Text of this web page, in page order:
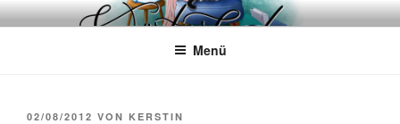
Zum
InhaltWÖRTERKATZE
Von Büchern erzählen
Menü
VERÖFFENTLICHT
02/08/2012 VON KERSTIN